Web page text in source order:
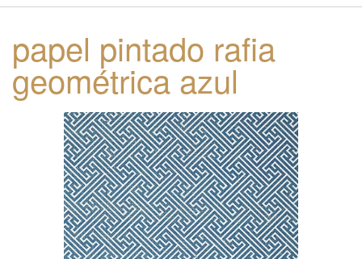
papel pintado rafia
geométrica azul